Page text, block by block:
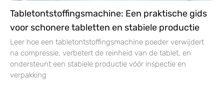
Tabletontstoffingsmachine: Een praktische gids
voor schonere tabletten en stabiele productie
Leer hoe een tabletontstoffingsmachine poeder verwijdert
na compressie, verbetert de reinheid van de tablet, en
ondersteunt een stabiele productie vóór inspectie en
verpakking